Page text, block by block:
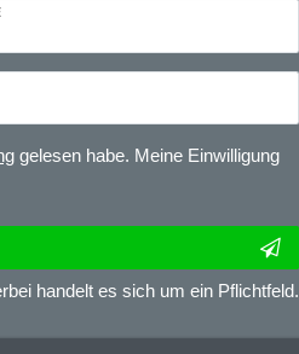
gelesen habe. Meine Einwilligung
handelt es sich um ein Pflichtfeld.